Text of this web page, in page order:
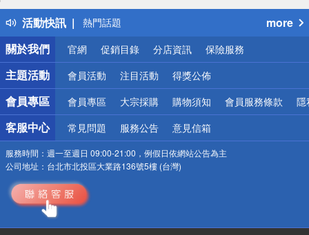
活動快訊
得獎公告
熱門話題
銀行優惠
偏遠地區配送
詐騙網頁！請小心！
more
關於我們
官網 促銷目錄 分店資訊 保險服務
主題活動 會員活動 注目活動 得獎公佈
會員專區 會員專區 大宗採購 購物須知 會員服務條款 隱
客服中心 常見問題 服務公告 意見信箱
服務時間： 週一至週日 09:00-21:00，例假日依網站公告為主
公司地址： 台北市北投區大業路136號5樓 (台灣)